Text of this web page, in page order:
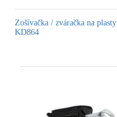
Zošívačka / zváračka na plasty
KD864